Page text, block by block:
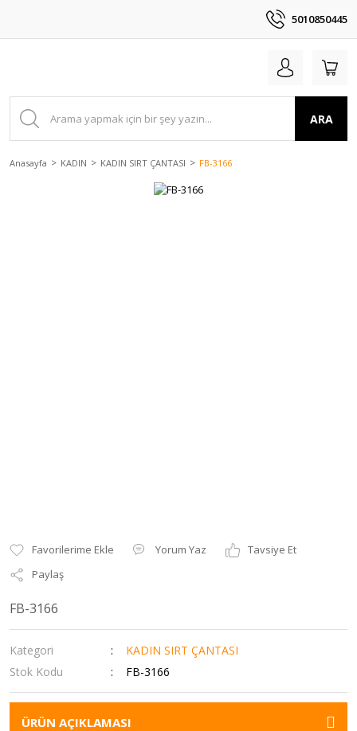
5010850445
ARA
Anasayfa KADIN KADIN SIRT ÇANTASI FB-3166
Yorum Yaz
Tavsiye Et
Paylaş
FB-3166
Kategori
KADIN SIRT ÇANTASI
Stok Kodu
FB-3166
ÜRÜN AÇIKLAMASI